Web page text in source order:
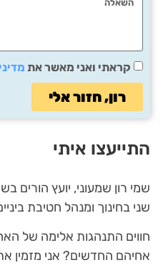
קראתי ואני מאשר את
רון, חזור אלי
התייעצו איתי
שמי רון שמעוני, יועץ הורים
שני בחינוך ומנהל חטיבת
חווים התנהגות אלימה של
אחיהם החדשים? אני מזמין